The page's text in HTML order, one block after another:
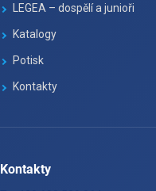
LEGEA – dospělí a junioři
Katalogy
Potisk
Kontakty
Kontakty